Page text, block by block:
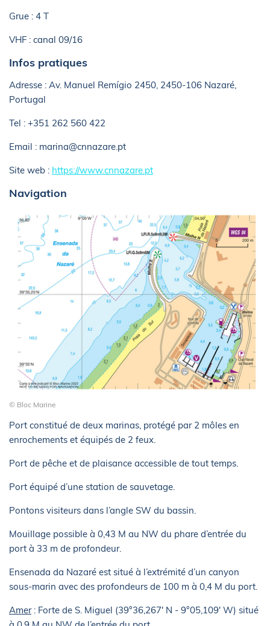
Grue : 4 T
VHF : canal 09/16
Infos pratiques
Adresse : Av. Manuel Remígio 2450, 2450-106 Nazaré,
Portugal
Tel : +351 262 560 422
Email : marina@cnnazare.pt
Site web : https://www.cnnazare.pt
Navigation
© Bloc Marine
Port constitué de deux marinas, protégé par 2 môles en
enrochements et équipés de 2 feux.
Port de pêche et de plaisance accessible de tout temps.
Port équipé d’une station de sauvetage.
Pontons visiteurs dans l’angle SW du bassin.
Mouillage possible à 0,43 M au NW du phare d’entrée du
port à 33 m de profondeur.
Ensenada da Nazaré est situé à l’extrémité d’un canyon
sous-marin avec des profondeurs de 100 m à 0,4 M du port.
Amer: Forte de S. Miguel (39°36,267' N - 9°05,109' W) situé